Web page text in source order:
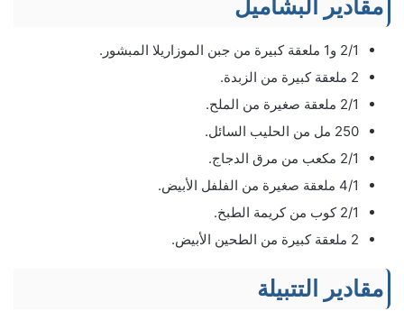
مقادير البشاميل
2/1 و1 ملعقة كبيرة من جبن الموزاريلا المبشور.
2 ملعقة كبيرة من الزبدة.
2/1 ملعقة صغيرة من الملح.
250 مل من الحليب السائل.
2/1 مكعب من مرق الدجاج.
4/1 ملعقة صغيرة من الفلفل الأبيض.
2/1 كوب من كريمة الطبخ.
2 ملعقة كبيرة من الطحين الأبيض.
مقادير التتبيلة